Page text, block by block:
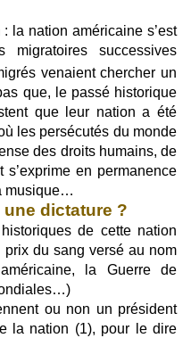
la nation américaine s’est
migratoires successives
venaient chercher un
que, le passé historique
que leur nation a été
les persécutés du monde
des droits humains, de
en permanence
musique…
dictature ?
de cette nation
du sang versé au nom
la Guerre de
ou non un président
la nation (1), pour le dire